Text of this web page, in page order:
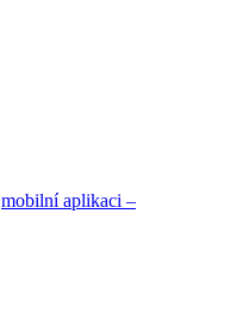
mobilní aplikaci –